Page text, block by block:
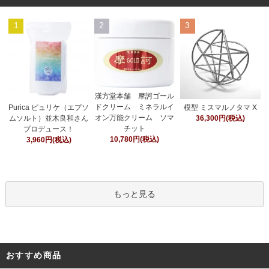
1
Purica ピュリケ（エプソ
ムソルト）並木良和さん
プロデュース！
3,960円(税込)
2
漢方堂本舗 摩訶ゴール
ドクリーム ミネラルイ
オン万能クリーム ソマ
チット
10,780円(税込)
3
模型 ミスマルノタマ X
36,300円(税込)
もっと見る
おすすめ商品